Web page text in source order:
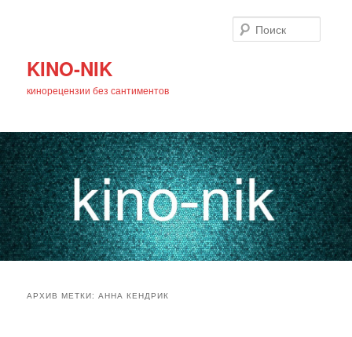
KINO-NIK
кинорецензии без сантиментов
АРХИВ МЕТКИ:АННА КЕНДРИК